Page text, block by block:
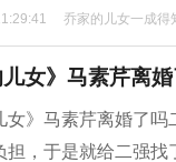
乔家的儿女一成得
儿女》马素芹离
女》马素芹离婚了
担，于是就给二强找